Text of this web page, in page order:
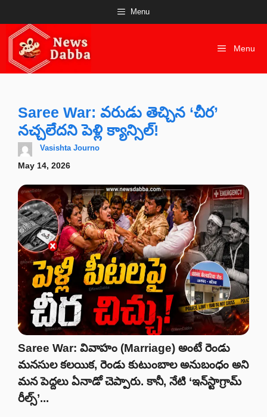
to
content
Menu
Menu
Saree War: వరుడు తెచ్చిన ‘చీర’
నచ్చలేదని పెళ్లి క్యాన్సిల్!
Vasishta Journo
May 14, 2026
Saree War: వివాహం (Marriage) అంటే రెండు
మనసుల కలయిక, రెండు కుటుంబాల అనుబంధం అని
మన పెద్దలు ఏనాడో చెప్పారు. కానీ, నేటి ‘ఇన్‌స్టాగ్రామ్
రీల్స్’...